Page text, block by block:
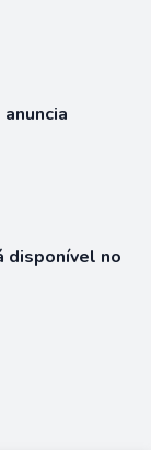
disponível no